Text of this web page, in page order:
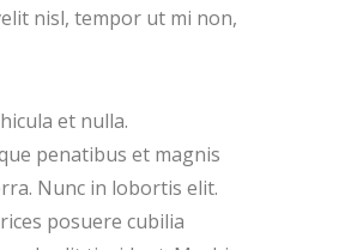
nisl, tempor ut mi non,
et nulla.
penatibus et magnis
Nunc in lobortis elit.
posuere cubilia